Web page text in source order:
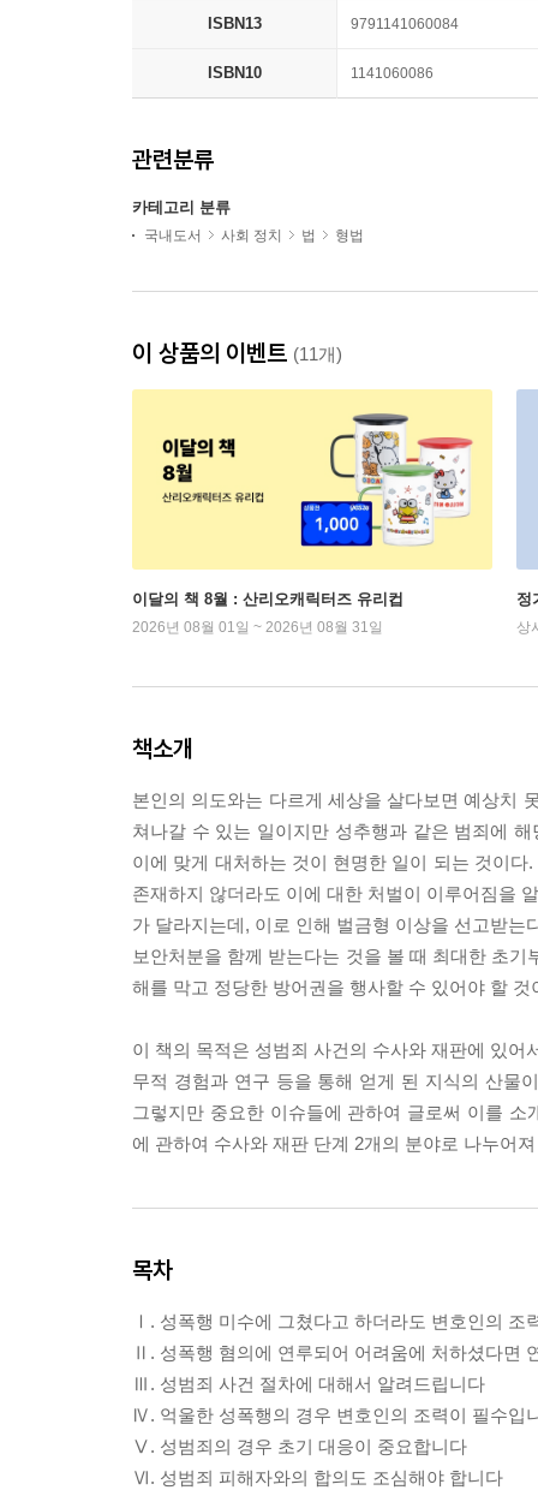
ISBN13 9791141060084
ISBN10 1141060086
관련분류
카테고리 분류
국내도서 사회 정치 법 형법
이 상품의 이벤트 (11개)
이달의 책 8월 : 산리오캐릭터즈 유리컵
2026년 08월 01일 ~ 2026년 08월 31일
정
상
책소개
본인의 의도와는 다르게 세상을 살다보면 예상치
쳐나갈 수 있는 일이지만 성추행과 같은 범죄에
이에 맞게 대처하는 것이 현명한 일이 되는 것이
존재하지 않더라도 이에 대한 처벌이 이루어짐을
가 달라지는데, 이로 인해 벌금형 이상을 선고받
보안처분을 함께 받는다는 것을 볼 때 최대한 초
해를 막고 정당한 방어권을 행사할 수 있어야 할 것
이 책의 목적은 성범죄 사건의 수사와 재판에 있
무적 경험과 연구 등을 통해 얻게 된 지식의 산물
그렇지만 중요한 이슈들에 관하여 글로써 이를
에 관하여 수사와 재판 단계 2개의 분야로 나누어
목차
Ⅰ. 성폭행 미수에 그쳤다고 하더라도 변호인의 조
Ⅱ. 성폭행 혐의에 연루되어 어려움에 처하셨다면
Ⅲ. 성범죄 사건 절차에 대해서 알려드립니다
Ⅳ. 억울한 성폭행의 경우 변호인의 조력이 필수입
Ⅴ. 성범죄의 경우 초기 대응이 중요합니다
Ⅵ. 성범죄 피해자와의 합의도 조심해야 합니다